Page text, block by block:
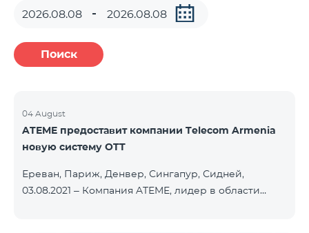
Поиск
04 August
ATEME предоставит компании Telecom Armenia
новую систему OTT
Ереван, Париж, Денвер, Сингапур, Сидней,
03.08.2021 – Компания ATEME, лидер в области